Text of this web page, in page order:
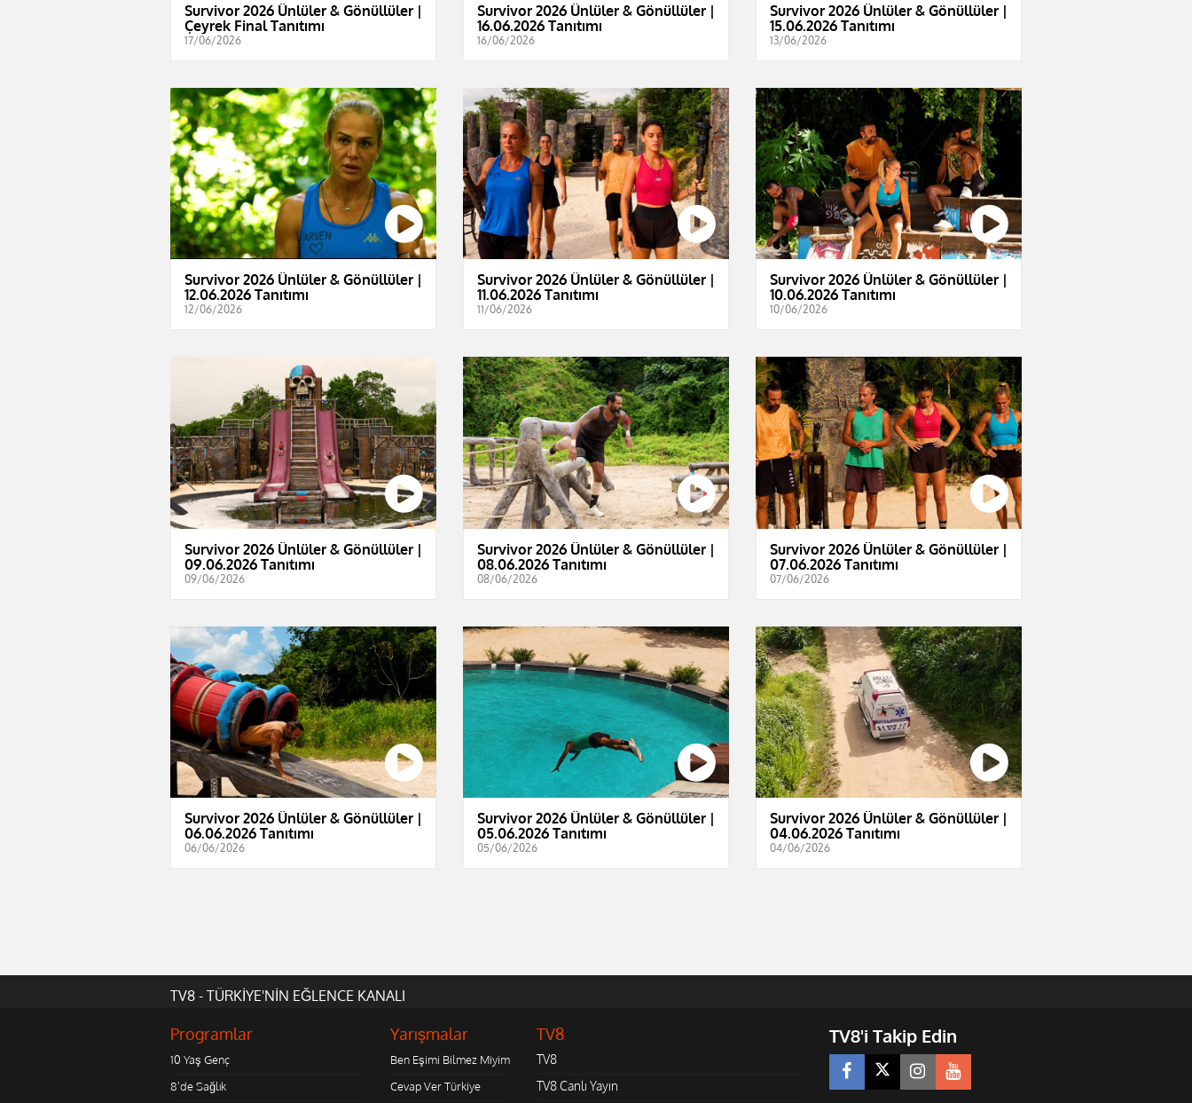
Survivor 2026 Ünlüler & Gönüllüler |
Çeyrek Final Tanıtımı
17/06/2026
Survivor 2026 Ünlüler & Gönüllüler |
16.06.2026 Tanıtımı
16/06/2026
Survivor 2026 Ünlüler & Gönüllüler |
15.06.2026 Tanıtımı
13/06/2026
Survivor 2026 Ünlüler & Gönüllüler |
12.06.2026 Tanıtımı
12/06/2026
Survivor 2026 Ünlüler & Gönüllüler |
11.06.2026 Tanıtımı
11/06/2026
Survivor 2026 Ünlüler & Gönüllüler |
10.06.2026 Tanıtımı
10/06/2026
Survivor 2026 Ünlüler & Gönüllüler |
09.06.2026 Tanıtımı
09/06/2026
Survivor 2026 Ünlüler & Gönüllüler |
08.06.2026 Tanıtımı
08/06/2026
Survivor 2026 Ünlüler & Gönüllüler |
07.06.2026 Tanıtımı
07/06/2026
Survivor 2026 Ünlüler & Gönüllüler |
06.06.2026 Tanıtımı
06/06/2026
Survivor 2026 Ünlüler & Gönüllüler |
05.06.2026 Tanıtımı
05/06/2026
Survivor 2026 Ünlüler & Gönüllüler |
04.06.2026 Tanıtımı
04/06/2026
TV8 - TÜRKİYE'NİN EĞLENCE KANALI
Programlar
10 Yaş Genç
8'de Sağlık
Yarışmalar
Ben Eşimi Bilmez Miyim
Cevap Ver Türkiye
TV8
TV8
TV8 Canlı Yayın
TV8'i Takip Edin